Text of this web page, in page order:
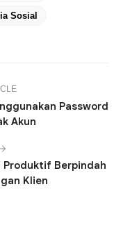
Sosial
Password
Akun
Produktif Berpindah
Klien